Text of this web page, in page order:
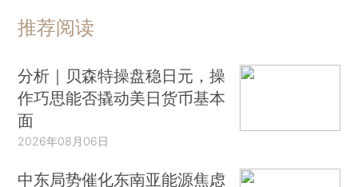
推荐阅读
分析｜贝森特操盘稳日元，操
作巧思能否撬动美日货币基本
面
2026年08月06日
中东局势催化东南亚能源焦虑